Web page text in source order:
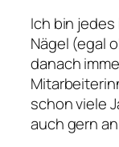
Ich bin
Nägel (egal
danach
schon viele
auch gern